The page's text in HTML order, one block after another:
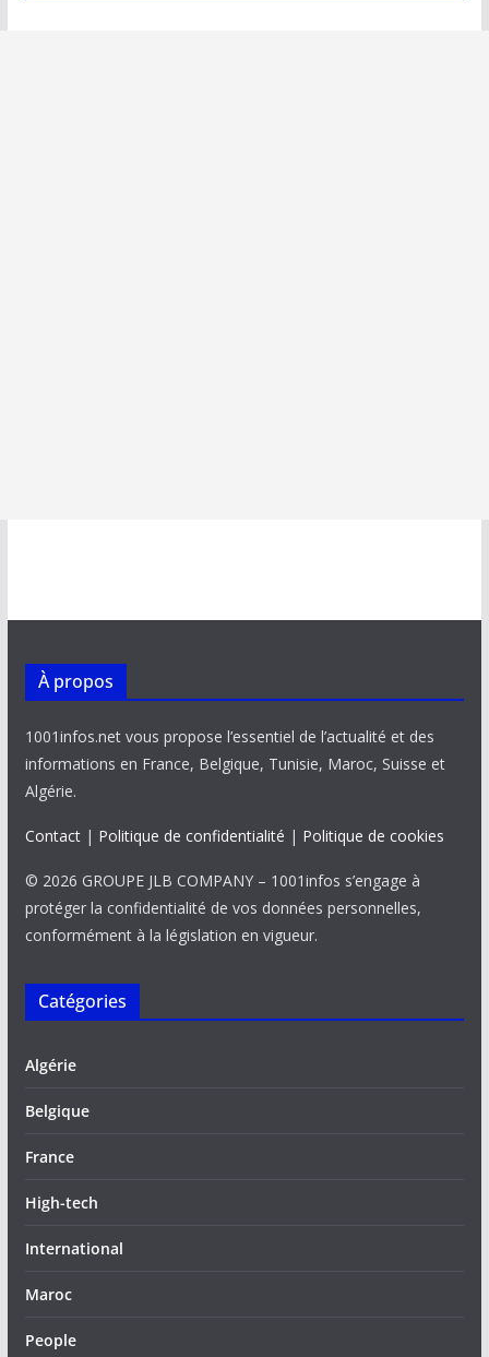
À propos
1001infos.net vous propose l’essentiel de l’actualité et des
informations en France, Belgique, Tunisie, Maroc, Suisse et
Algérie.
Contact| Politique de confidentialité | Politique de cookies
© 2026 GROUPE JLB COMPANY – 1001infos s’engage à
protéger la confidentialité de vos données personnelles,
conformément à la législation en vigueur.
Catégories
Algérie
Belgique
France
High-tech
International
Maroc
People